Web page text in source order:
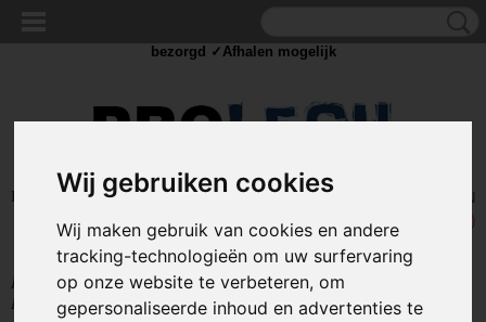
Wij gebruiken cookies
Wij maken gebruik van cookies en andere
tracking-technologieën om uw surfervaring
op onze website te verbeteren, om
gepersonaliseerde inhoud en advertenties te
Inloggen Registreren
UW WINKELWAGEN
Geen producten
(0)
Home >COMPONENTEN> SCHAKELAARS> Drukschakelaars
Drukschakelaar Plat - Roestvrij Staal - SPST 1NO - 19mm
bezorgd ✓Afhalen mogelijk